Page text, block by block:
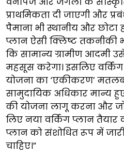
प्राथमिकता दी जाएगी और
पैमाना भी स्थानीय और छोटा
प्लान ऐसी क्लिष्ट तकनीकी
कि सामान्य ग्रामीण आदमी
महसूस करेगा। इसलिए
योजना का ‘एकीकरण’
सामुदायिक अधिकार मान्य
की योजना लागू करना और
लिए नया वर्किंग प्लान तैयार
प्लान को संशोधित रूप में
चाहिए।“